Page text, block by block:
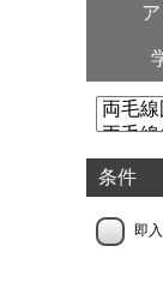
条件
即